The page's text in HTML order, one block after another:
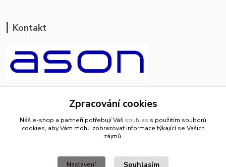
Kontakt
+420 799 500 769
pracovní dny 8-11hod.,13-15hod.
Zpracování cookies
Náš e-shop a partneři potřebují Váš souhlas s použitím souborů
cookies, aby Vám mohli zobrazovat informace týkající se Vašich
zájmů.
Nastavení Souhlasím